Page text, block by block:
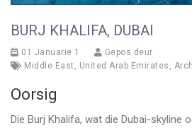
BURJ KHALIFA, DUBAI
01 Januarie 1
Gepos deur
Middle East , United Arab Emirates ,
Oorsig
Die Burj Khalifa, wat die Dubai-skyline